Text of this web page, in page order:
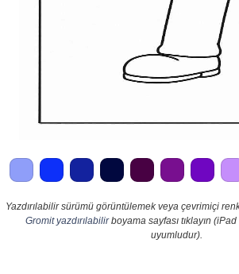
Yazdırılabilir sürümü görüntülemek veya çevrimiçi
Gromit yazdırılabilirboyama sayfası tıklayın
uyumludur).